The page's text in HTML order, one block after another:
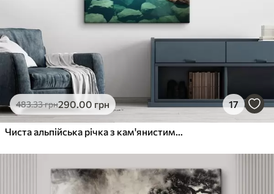
483.33грн290.00 грн 17
Чиста альпійська річка з кам'янистим дном і засніженими вершинами